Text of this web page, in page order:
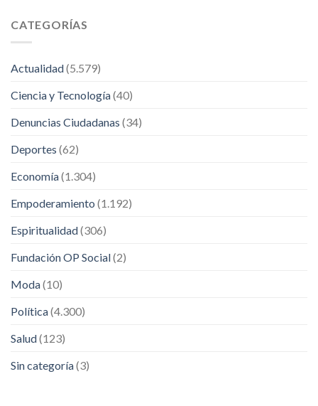
CATEGORÍAS
Actualidad(5.579)
Ciencia y Tecnología(40)
Denuncias Ciudadanas (34)
Deportes (62)
Economía(1.304)
Empoderamiento (1.192)
Espiritualidad(306)
Fundación OP Social(2)
Moda(10)
Política(4.300)
Salud(123)
Sin categoría(3)